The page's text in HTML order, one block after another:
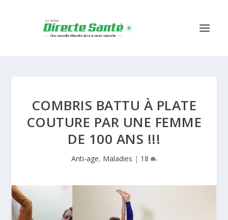
COMBRIS BATTU À PLATE
COUTURE PAR UNE FEMME
DE 100 ANS !!!
Anti-age, Maladies | 18